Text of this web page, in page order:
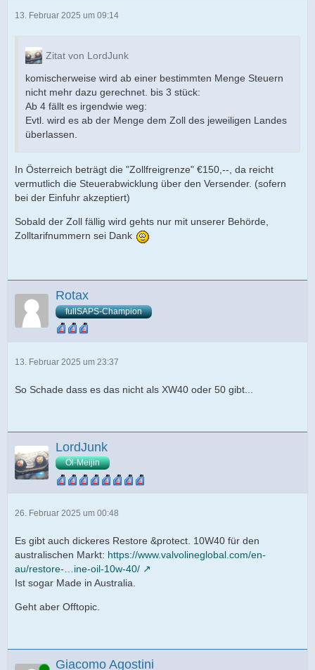
13. Februar 2025 um 09:14
Zitat von LordJunk
komischerweise wird ab einer bestimmten Menge Steuern
nicht mehr dazu gerechnet. bis 3 stück:
Ab 4 fällt es irgendwie weg:
Evtl. wird es ab der Menge dem Zoll des jeweiligen Landes
überlassen.
In Österreich beträgt die "Zollfreigrenze" €150,--, da reicht
vermutlich die Steuerabwicklung über den Versender. (sofern
bei der Einfuhr akzeptiert)
Sobald der Zoll fällig wird gehts nur mit unserer Behörde,
Zolltarifnummern sei Dank
Rotax
fullSAPS-Champion
13. Februar 2025 um 23:37
So Schade dass es das nicht als XW40 oder 50 gibt...
LordJunk
Öl-Meijin
26. Februar 2025 um 00:48
Es gibt auch dickeres Restore &protect. 10W40 für den
australischen Markt: https://www.valvolineglobal.com/en-
au/restore-…ine-oil-10w-40/
Ist sogar Made in Australia.
Geht aber Offtopic.
Giacomo Agostini